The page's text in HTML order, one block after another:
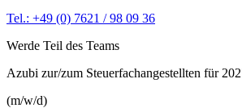
Tel.: +49 (0) 7621 / 98 09 36
Werde Teil des Teams
Azubi zur/zum Steuerfach­angestellten für
(m/w/d)